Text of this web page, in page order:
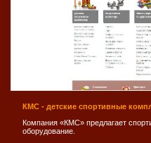
КМС - детские спортивные
Компания «КМС» предлагает
оборудование.